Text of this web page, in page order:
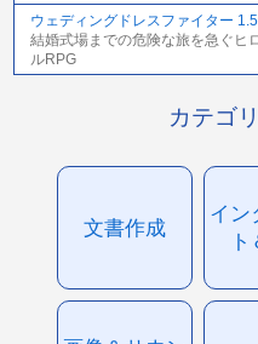
ウェディングドレスファイター
結婚式場までの危険な旅を急ぐヒ
ルRPG
カテゴ
文書作成
イン